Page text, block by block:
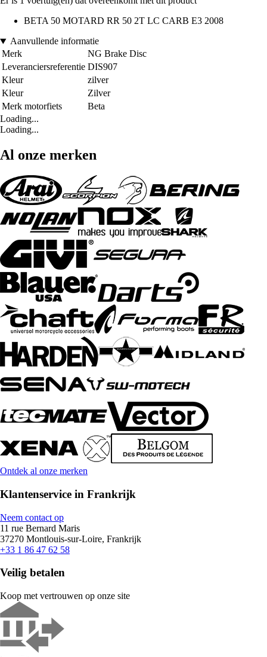
BETA 50 MOTARD RR 50 2T LC CARB E3 2008
Aanvullende informatie
Merk
NG Brake Disc
Leveranciersreferentie DIS907
Kleur
zilver
Kleur
Zilver
Merk motorfiets
Beta
Loading...
Loading...
Al onze merken
Ontdek al onze merken
Klantenservice in Frankrijk
Neem contact op
11 rue Bernard Maris
37270 Montlouis-sur-Loire, Frankrijk
+33 1 86 47 62 58
Veilig betalen
Koop met vertrouwen op onze site